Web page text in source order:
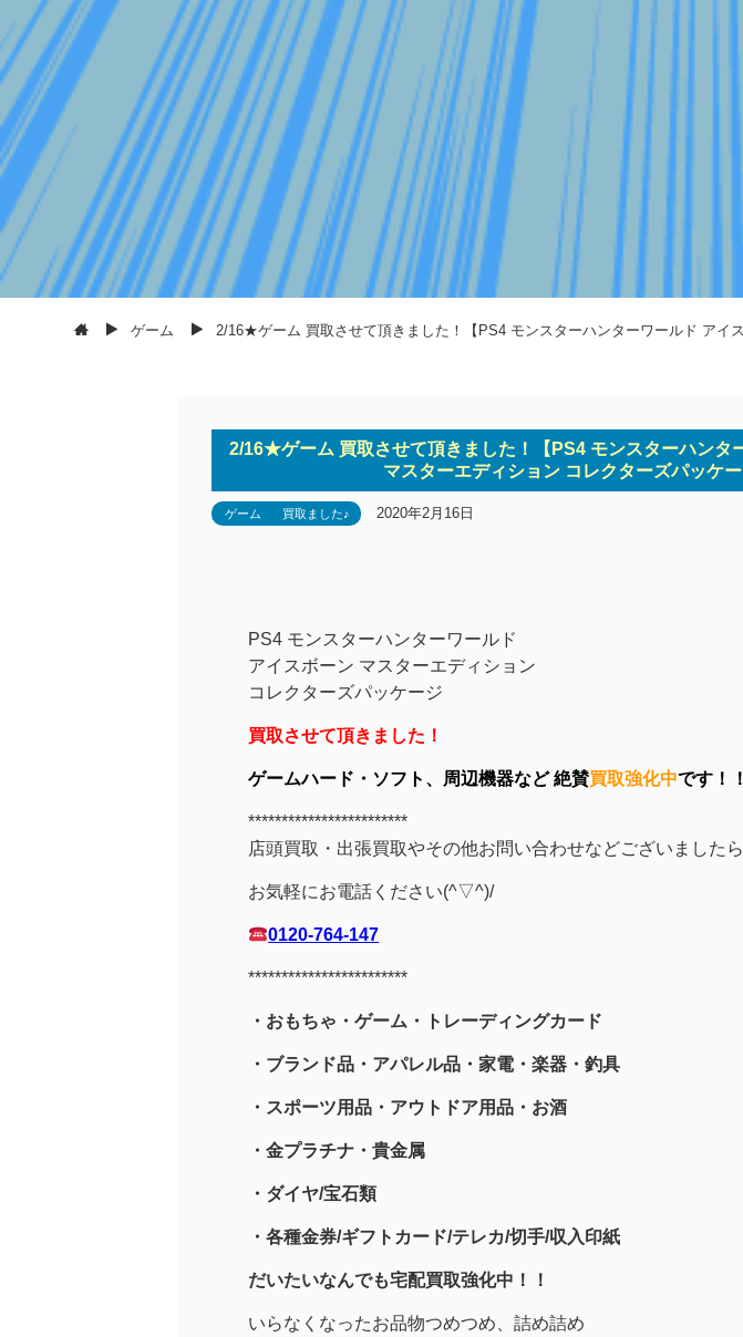
ゲーム 2/16★ゲーム 買取させて頂きました！【PS4 モンスターハンターワールド アイ
2/16★ゲーム 買取させて頂きました！【PS4 モンスターハンタ
マスターエディション コレクターズパッケー
ゲーム 買取ました♪ 2020年2月16日
PS4 モンスターハンターワールド
アイスボーン マスターエディション
コレクターズパッケージ
買取させて頂きました！
ゲームハード・ソフト、周辺機器など 絶賛買取強化中です！！
************************
店頭買取・出張買取やその他お問い合わせなどございましたら
お気軽にお電話ください(^▽^)/
0120-764-147
************************
・おもちゃ・ゲーム・トレーディングカード
・ブランド品・アパレル品・家電・楽器・釣具
・スポーツ用品 ・アウトドア用品・お酒
・金プラチナ・貴金属
・ ダイヤ/宝石類
・各種金券/ギフトカード/テレカ/切手/収入印紙
だいたいなんでも宅配買取強化中！！
いらなくなったお品物つめつめ、詰め詰め